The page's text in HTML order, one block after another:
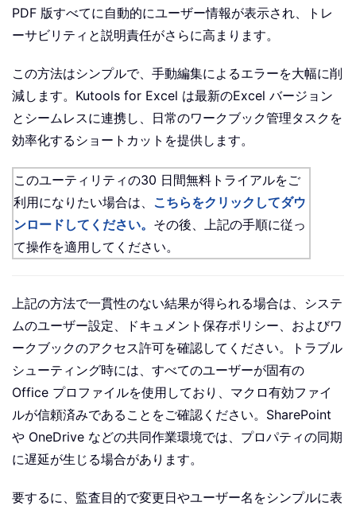
PDF 版すべてに自動的にユーザー情報が表示され、トレ
ーサビリティと説明責任がさらに高まります。
この方法はシンプルで、手動編集によるエラーを大幅に削
減します。Kutools for Excel は最新のExcel バージョン
とシームレスに連携し、日常のワークブック管理タスクを
効率化するショートカットを提供します。
このユーティリティの30 日間無料トライアルをご
利用になりたい場合は、 こちらをクリックしてダウ
ンロードしてください。 その後、上記の手順に従っ
て操作を適用してください。
上記の方法で一貫性のない結果が得られる場合は、システ
ムのユーザー設定、ドキュメント保存ポリシー、およびワ
ークブックのアクセス許可を確認してください。トラブル
シューティング時には、すべてのユーザーが固有の
Office プロファイルを使用しており、マクロ有効ファイ
ルが信頼済みであることをご確認ください。SharePoint
や OneDrive などの共同作業環境では、プロパティの同期
に遅延が生じる場合があります。
要するに、監査目的で変更日やユーザー名をシンプルに表